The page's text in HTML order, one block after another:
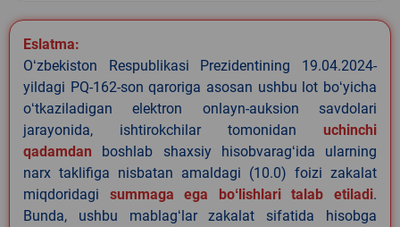
Eslatma:
Oʻzbekiston Respublikasi Prezidentining 19.04.2024-
yildagi PQ-162-son qaroriga asosan ushbu lot boʻyicha
oʻtkaziladigan elektron onlayn-auksion savdolari
jarayonida, ishtirokchilar tomonidan uchinchi
qadamdan boshlab shaxsiy hisobvaragʻida ularning
narx taklifiga nisbatan amaldagi (10.0) foizi zakalat
miqdoridagi summaga ega boʻlishlari talab etiladi.
Bunda, ushbu mablagʻlar zakalat sifatida hisobga